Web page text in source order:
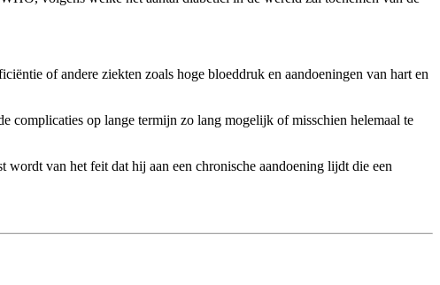
of andere ziekten zoals hoge bloeddruk en aandoeningen van hart en
complicaties op lange termijn zo lang mogelijk of misschien helemaal te
van het feit dat hij aan een chronische aandoening lijdt die een